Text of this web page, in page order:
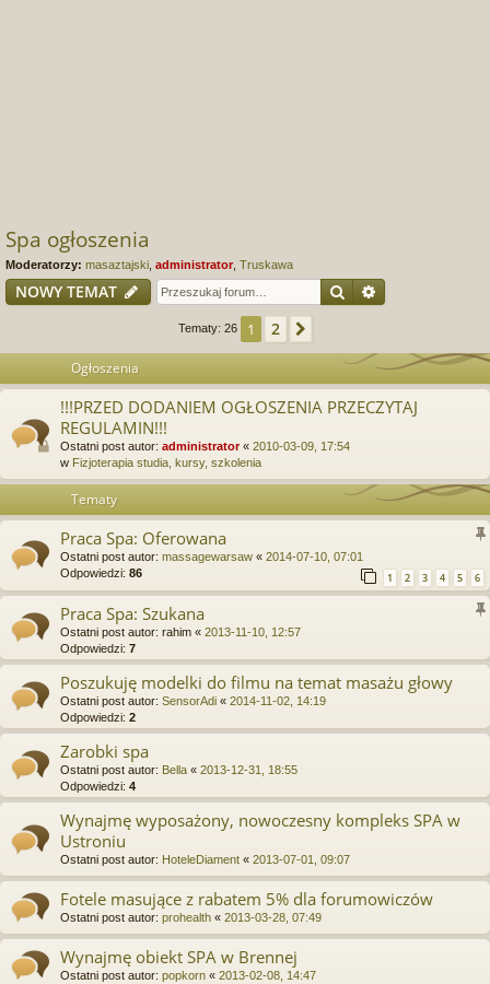
Spa ogłoszenia
Moderatorzy: masaztajski administrator Truskawa
NOWY TEMAT SzukajWyszukiwanie
Tematy: 26 1 2
Ogłoszenia
!!!PRZED DODANIEM OGŁOSZENIA PRZECZYTAJ
REGULAMIN!!!
Ostatni post autor: administrator« 2010-03-09, 17:54
w Fizjoterapia studia, kursy, szkolenia
Tematy
Praca Spa: Oferowana
Ostatni post autor: massagewarsaw « 2014-07-10, 07:01
Odpowiedzi: 86 1 2 3 4 5 6
Praca Spa: Szukana
Ostatni post autor: rahim « 2013-11-10, 12:57
Odpowiedzi: 7
Poszukuję modelki do filmu na temat masażu głowy
Ostatni post autor: SensorAdi « 2014-11-02, 14:19
Odpowiedzi: 2
Zarobki spa
Ostatni post autor: Bella « 2013-12-31, 18:55
Odpowiedzi: 4
Wynajmę wyposażony, nowoczesny kompleks SPA w
Ustroniu
Ostatni post autor: HoteleDiament « 2013-07-01, 09:07
Fotele masujące z rabatem 5% dla forumowiczów
Ostatni post autor: prohealth « 2013-03-28, 07:49
Wynajmę obiekt SPA w Brennej
Ostatni post autor: popkorn « 2013-02-08, 14:47